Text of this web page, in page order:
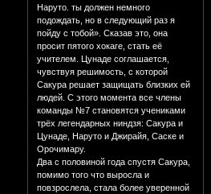
Наруто. ты должен немного
подождать, но в следующий раз я
пойду с тобой». Сказав это, она
просит пятого хокаге, стать её
учителем. Цунаде соглашается,
чувствуя решимость, с которой
Сакура решает защищать близких ей
людей. С этого момента все члены
команды №7 становятся учениками
трёх легендарных ниндзя: Сакура и
Цунаде, Наруто и Джирайя, Саске и
Орочимару.
Два с половиной года спустя Сакура,
помимо того что выросла и
повзрослела, стала более уверенной